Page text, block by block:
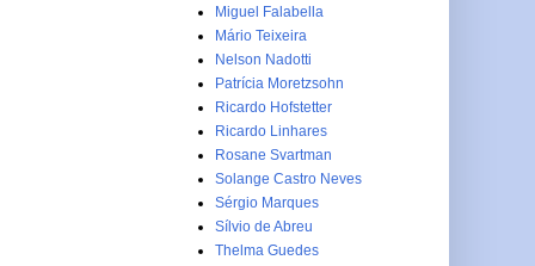
Miguel Falabella
Mário Teixeira
Nelson Nadotti
Patrícia Moretzsohn
Ricardo Hofstetter
Ricardo Linhares
Rosane Svartman
Solange Castro Neves
Sérgio Marques
Sílvio de Abreu
Thelma Guedes